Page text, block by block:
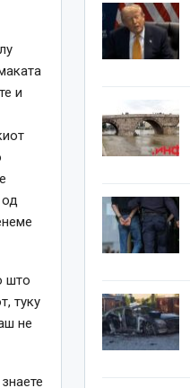
и
што
туку
не